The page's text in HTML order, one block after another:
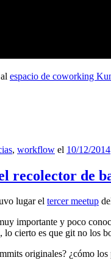
espacio de coworking
, workflow el 10/12/2014
recolector de
lugar el tercer meetup
importante y poco
cierto es que git no los
originales? ¿cómo